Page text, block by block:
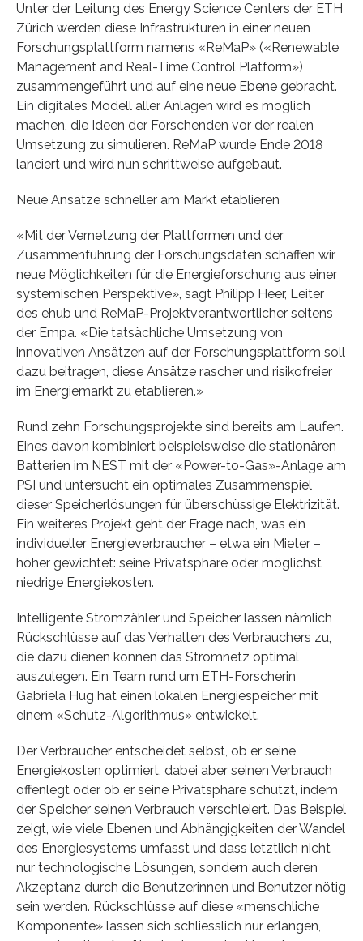
Unter der Leitung des Energy Science Centers der ETH
Zürich werden diese Infrastrukturen in einer neuen
Forschungsplattform namens «ReMaP» («Renewable
Management and Real-Time Control Platform»)
zusammengeführt und auf eine neue Ebene gebracht.
Ein digitales Modell aller Anlagen wird es möglich
machen, die Ideen der Forschenden vor der realen
Umsetzung zu simulieren. ReMaP wurde Ende 2018
lanciert und wird nun schrittweise aufgebaut.
Neue Ansätze schneller am Markt etablieren
«Mit der Vernetzung der Plattformen und der
Zusammenführung der Forschungsdaten schaffen wir
neue Möglichkeiten für die Energieforschung aus einer
systemischen Perspektive», sagt Philipp Heer, Leiter
des ehub und ReMaP-Projektverantwortlicher seitens
der Empa. «Die tatsächliche Umsetzung von
innovativen Ansätzen auf der Forschungsplattform soll
dazu beitragen, diese Ansätze rascher und risikofreier
im Energiemarkt zu etablieren.»
Rund zehn Forschungsprojekte sind bereits am Laufen.
Eines davon kombiniert beispielsweise die stationären
Batterien im NEST mit der «Power-to-Gas»-Anlage am
PSI und untersucht ein optimales Zusammenspiel
dieser Speicherlösungen für überschüssige Elektrizität.
Ein weiteres Projekt geht der Frage nach, was ein
individueller Energieverbraucher – etwa ein Mieter –
höher gewichtet: seine Privatsphäre oder möglichst
niedrige Energiekosten.
Intelligente Stromzähler und Speicher lassen nämlich
Rückschlüsse auf das Verhalten des Verbrauchers zu,
die dazu dienen können das Stromnetz optimal
auszulegen. Ein Team rund um ETH-Forscherin
Gabriela Hug hat einen lokalen Energiespeicher mit
einem «Schutz-Algorithmus» entwickelt.
Der Verbraucher entscheidet selbst, ob er seine
Energiekosten optimiert, dabei aber seinen Verbrauch
offenlegt oder ob er seine Privatsphäre schützt, indem
der Speicher seinen Verbrauch verschleiert. Das Beispiel
zeigt, wie viele Ebenen und Abhängigkeiten der Wandel
des Energiesystems umfasst und dass letztlich nicht
nur technologische Lösungen, sondern auch deren
Akzeptanz durch die Benutzerinnen und Benutzer nötig
sein werden. Rückschlüsse auf diese «menschliche
Komponente» lassen sich schliesslich nur erlangen,